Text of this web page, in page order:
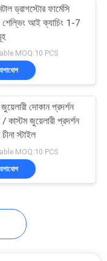
ড্রাগস্টোর ফার্মেসি
শেল্ভিং আই ক্যাচিং 1-7
MOQ:10 PCS
জুয়েলারী দোকান প্রদর্শন
/ কাস্টম জুয়েলারী প্রদর্শন
স্টাইল
MOQ:10 PCS